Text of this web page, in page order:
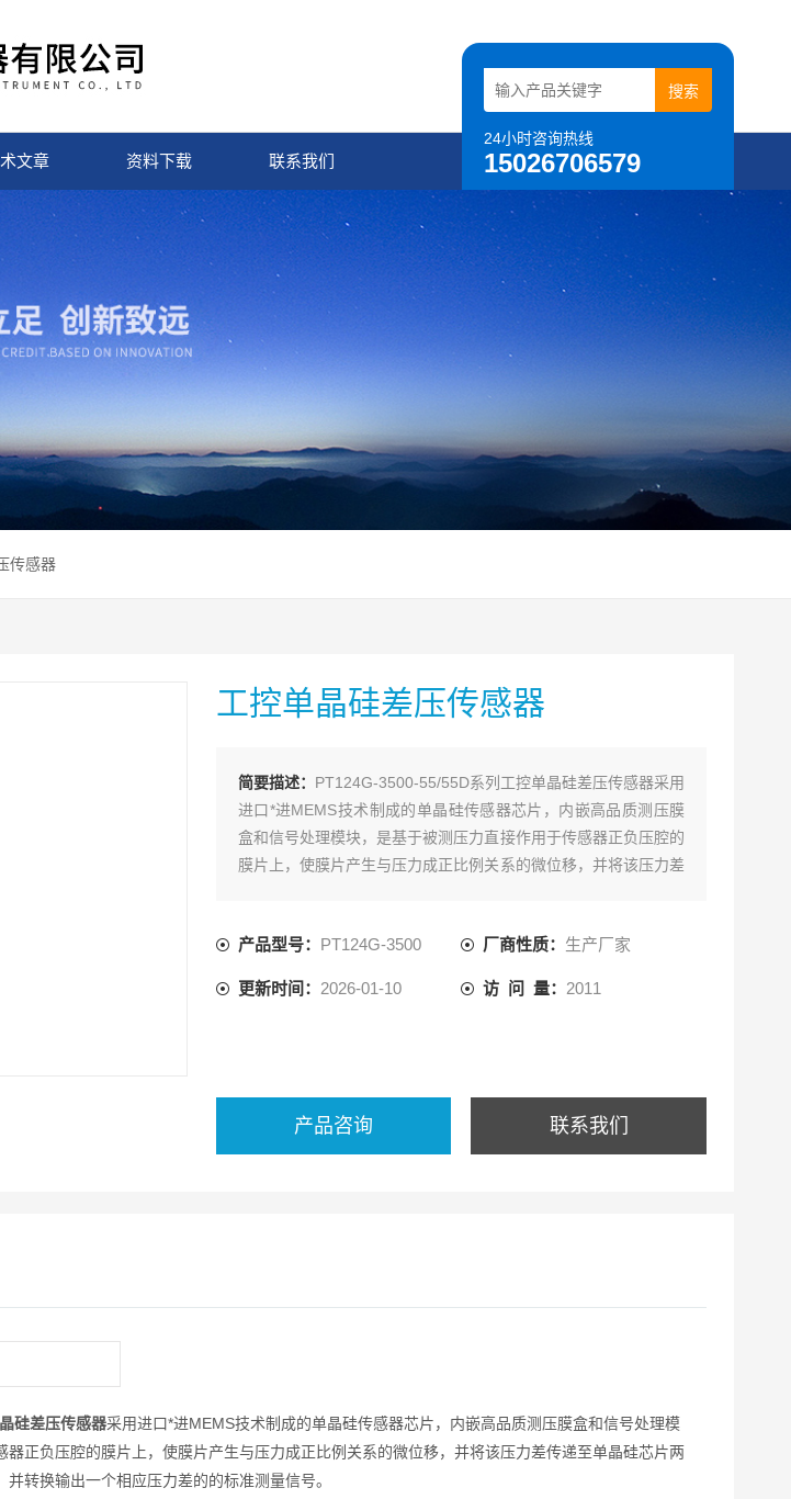
24小时咨询热线
15026706579
文章 资料下载 联系我们
传感器
工控单晶硅差压传感器
简要描述： PT124G-3500-55/55D系列工控单晶硅差压传感器采用
进口*进MEMS技术制成的单晶硅传感器芯片，内嵌高品质测压膜
盒和信号处理模块，是基于被测压力直接作用于传感器正负压腔的
膜片上，使膜片产生与压力成正比例关系的微位移，并将该压力差
产品型号： PT124G-3500 厂商性质： 生产厂家
更新时间： 2026-01-10 访 问 量： 2011
产品咨询 联系我们
硅差压传感器采用进口*进MEMS技术制成的单晶硅传感器芯片，内嵌高品质测压膜盒和信号处理模
器正负压腔的膜片上，使膜片产生与压力成正比例关系的微位移，并将该压力差传递至单晶硅芯片两
转换输出一个相应压力差的的标准测量信号。